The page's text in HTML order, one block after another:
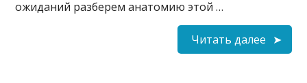
ожиданий разберем анатомию этой …
Читать далее